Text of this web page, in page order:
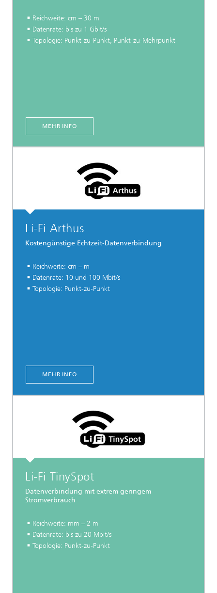
Reichweite: cm – 30 m
Datenrate: bis zu 1 Gbit/s
Topologie: Punkt-zu-Punkt, Punkt-zu-Mehrpunkt
MEHR INFO
Li-Fi Arthus
Kostengünstige Echtzeit-Datenverbindung
Reichweite: cm – m
Datenrate: 10 und 100 Mbit/s
Topologie: Punkt-zu-Punkt
MEHR INFO
Li-Fi TinySpot
Datenverbindung mit extrem geringem
Stromverbrauch
Reichweite: mm – 2 m
Datenrate: bis zu 20 Mbit/s
Topologie: Punkt-zu-Punkt